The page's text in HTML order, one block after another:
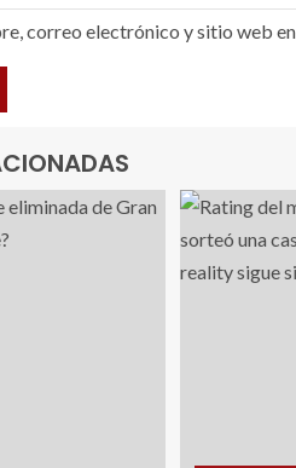
correo electrónico y sitio web